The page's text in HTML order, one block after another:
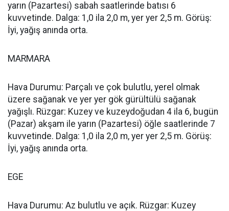
yarın (Pazartesi) sabah saatlerinde batısı 6
kuvvetinde. Dalga: 1,0 ila 2,0 m, yer yer 2,5 m. Görüş:
İyi, yağış anında orta.
MARMARA
Hava Durumu: Parçalı ve çok bulutlu, yerel olmak
üzere sağanak ve yer yer gök gürültülü sağanak
yağışlı. Rüzgar: Kuzey ve kuzeydoğudan 4 ila 6, bugün
(Pazar) akşam ile yarın (Pazartesi) öğle saatlerinde 7
kuvvetinde. Dalga: 1,0 ila 2,0 m, yer yer 2,5 m. Görüş:
İyi, yağış anında orta.
EGE
Hava Durumu: Az bulutlu ve açık. Rüzgar: Kuzey